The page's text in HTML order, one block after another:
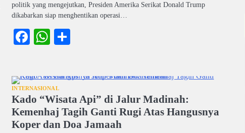
politik yang mengejutkan, Presiden Amerika Serikat Donald Trump
dikabarkan siap menghentikan operasi…
Facebook
WhatsApp
INTERNASIONAL
Kado “Wisata Api” di Jalur Madinah:
Kemenhaj Tagih Ganti Rugi Atas Hangusnya
Koper dan Doa Jamaah